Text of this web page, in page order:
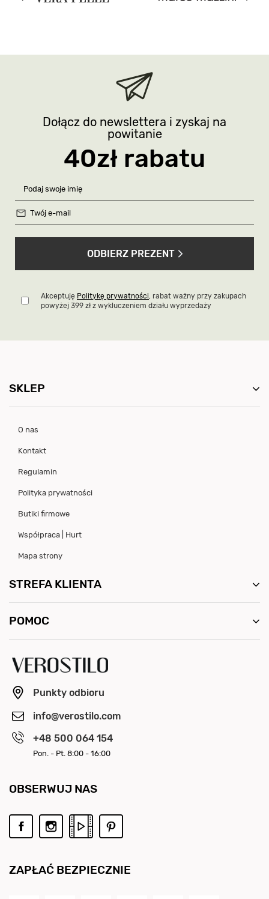
Dołącz do newslettera i zyskaj na
powitanie
40zł rabatu
ODBIERZ PREZENT
Akceptuję Politykę prywatności, rabat ważny przy zakupach
powyżej 399 zł z wykluczeniem działu wyprzedaży
SKLEP
O nas
Kontakt
Regulamin
Polityka prywatności
Butiki firmowe
Współpraca | Hurt
Mapa strony
STREFA KLIENTA
POMOC
Punkty odbioru
info@verostilo.com
+48 500 064 154
Pon. - Pt. 8:00 - 16:00
ZAPŁAĆ BEZPIECZNIE
OBSERWUJ NAS